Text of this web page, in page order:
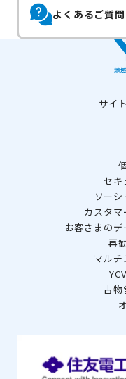
よくあるご質問
サイ
セキ
ソー
カスタ
お客さまの
再
マルチ
古物